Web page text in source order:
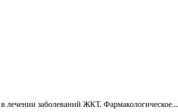
лечении заболеваний ЖКТ. Фармакологическое...